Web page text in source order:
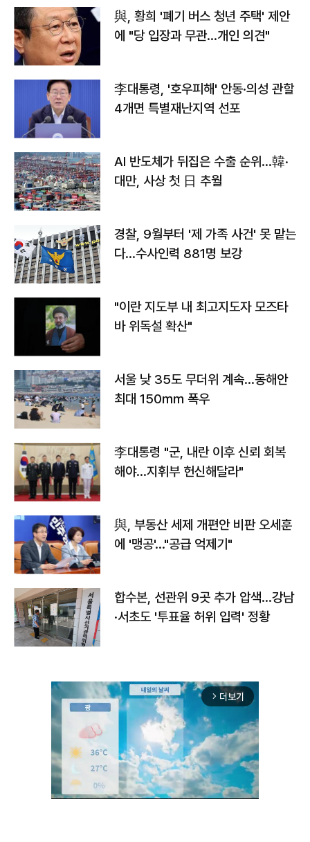
與, 황희 '폐기 버스 청년 주택' 제안
에 "당 입장과 무관…개인 의견"
李대통령, '호우피해' 안동·의성 관할
4개면 특별재난지역 선포
AI 반도체가 뒤집은 수출 순위…韓·
대만, 사상 첫 日 추월
경찰, 9월부터 '제 가족 사건' 못 맡는
다…수사인력 881명 보강
"이란 지도부 내 최고지도자 모즈타
바 위독설 확산"
서울 낮 35도 무더위 계속…동해안
최대 150㎜ 폭우
李대통령 "군, 내란 이후 신뢰 회복
해야…지휘부 헌신해달라"
與, 부동산 세제 개편안 비판 오세훈
에 '맹공'…"공급 억제기"
합수본, 선관위 9곳 추가 압색…강남
·서초도 '투표율 허위 입력' 정황
arrow_forward_ios 더보기